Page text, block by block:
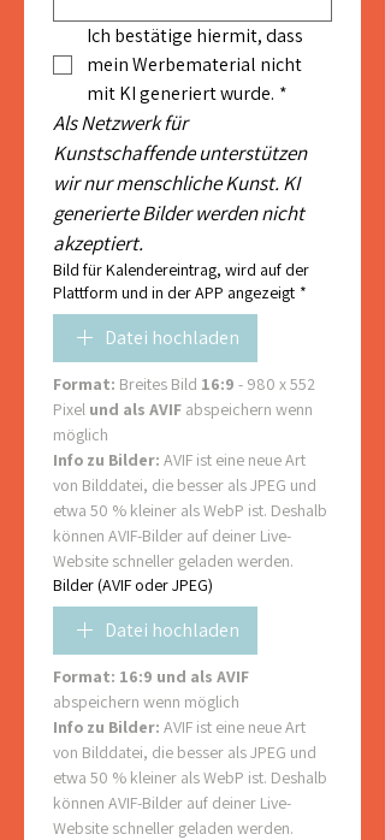
Ich bestätige hiermit, dass
mein Werbematerial nicht
mit KI generiert wurde. *
Als Netzwerk für
Kunstschaffende unterstützen
wir nur menschliche Kunst. KI
generierte Bilder werden nicht
akzeptiert.
Bild für Kalendereintrag, wird auf der
Plattform und in der APP angezeigt *
Datei hochladen
Format: Breites Bild 16:9 - 980 x 552
Pixel und als AVIF abspeichern wenn
möglich
Info zu Bilder: AVIF ist eine neue Art
von Bilddatei, die besser als JPEG und
etwa 50 % kleiner als WebP ist. Deshalb
können AVIF-Bilder auf deiner Live-
Website schneller geladen werden.
Bilder (AVIF oder JPEG)
Datei hochladen
abspeichern wenn möglich
Info zu Bilder: AVIF ist eine neue Art
von Bilddatei, die besser als JPEG und
etwa 50 % kleiner als WebP ist. Deshalb
können AVIF-Bilder auf deiner Live-
Website schneller geladen werden.